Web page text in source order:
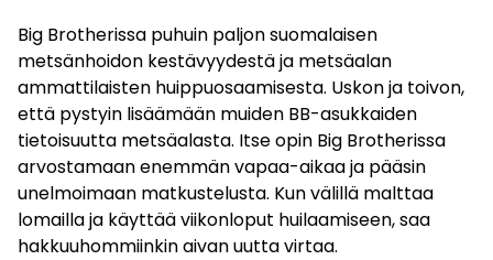
Big Brotherissa puhuin paljon suomalaisen
metsänhoidon kestävyydestä ja metsäalan
ammattilaisten huippuosaamisesta. Uskon ja toivon,
että pystyin lisäämään muiden BB-asukkaiden
tietoisuutta metsäalasta. Itse opin Big Brotherissa
arvostamaan enemmän vapaa-aikaa ja pääsin
unelmoimaan matkustelusta. Kun välillä malttaa
lomailla ja käyttää viikonloput huilaamiseen, saa
hakkuuhommiinkin aivan uutta virtaa.